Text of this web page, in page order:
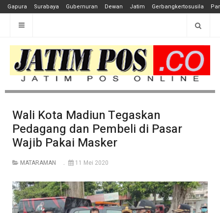
Gapura Surabaya Gubernuran Dewan Jatim Gerbangkertosusila
Wali Kota Madiun Tegaskan
Pedagang dan Pembeli di Pasar
Wajib Pakai Masker
MATARAMAN 11 Mei 2020